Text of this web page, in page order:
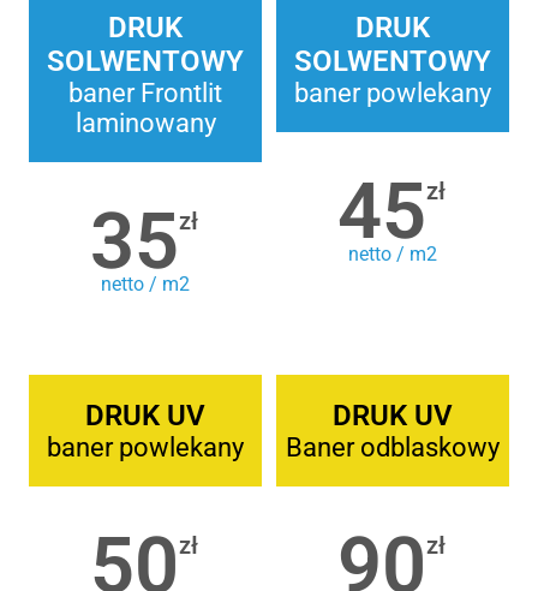
DRUK
SOLWENTOWY
baner Frontlit
laminowany
35zł
netto / m2
DRUK
SOLWENTOWY
baner powlekany
45zł
netto / m2
DRUK UV
baner powlekany
50zł
DRUK UV
Baner odblaskowy
90zł